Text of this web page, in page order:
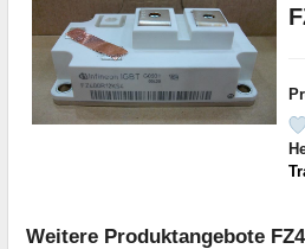
Weitere Produktangebote